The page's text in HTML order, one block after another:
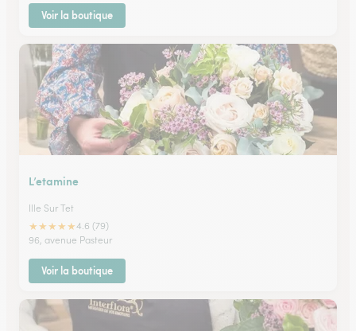
Voir la boutique
L’etamine
Ille Sur Tet
★★★★★4.6 (79)
96, avenue Pasteur
Voir la boutique